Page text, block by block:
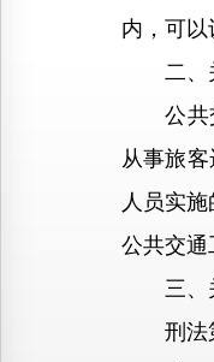
内，可以
二、关
公共交
从事旅
人员实
公共交通
三、关
刑法第